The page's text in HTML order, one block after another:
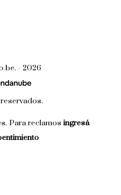
be. - 2026
Para reclamos ingresá